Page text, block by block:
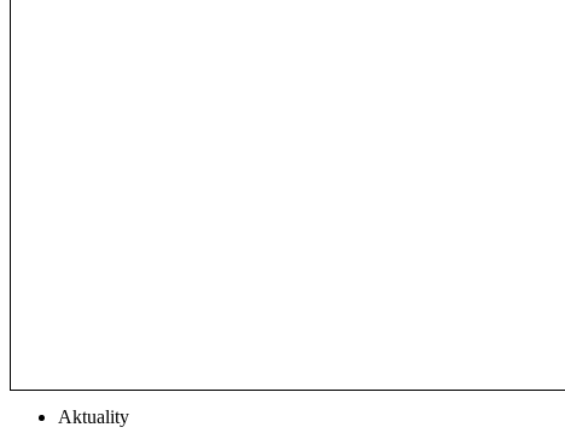
Aktuality